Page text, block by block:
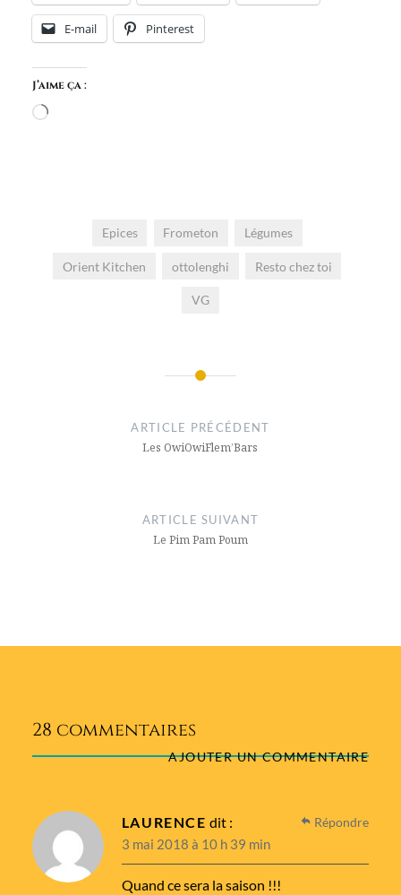
E-mail Pinterest
J’aime ça :
Chargement…
Epices Frometon Légumes
Orient Kitchen ottolenghi Resto chez toi
VG
ARTICLE PRÉCÉDENT
Les OwiOwiFlem’Bars
ARTICLE SUIVANT
Le Pim Pam Poum
28 commentaires
AJOUTER UN COMMENTAIRE
LAURENCE dit :
3 mai 2018 à 10 h 39 min
Quand ce sera la saison !!!
Répondre